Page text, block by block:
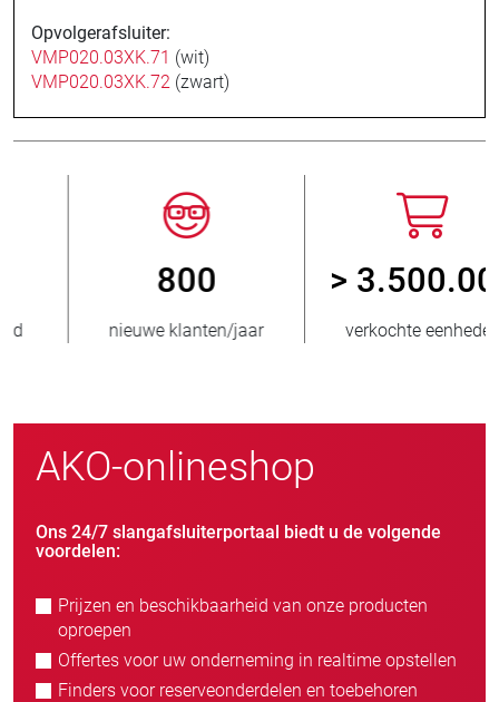
Opvolgerafsluiter:
VMP020.03XK.71 (wit)
VMP020.03XK.72 (zwart)
800
nieuwe klanten/jaar
> 3.500.000
verkochte eenheden
AKO-onlineshop
Ons 24/7 slangafsluiterportaal biedt u de volgende
voordelen:
Prijzen en beschikbaarheid van onze producten
oproepen
Offertes voor uw onderneming in realtime opstellen
Finders voor reserveonderdelen en toebehoren